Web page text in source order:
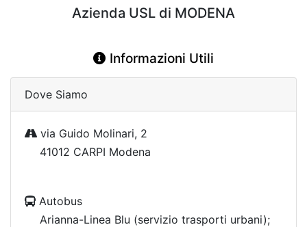
Azienda USL di MODENA
Informazioni Utili
Dove Siamo
via Guido Molinari, 2
41012 CARPI Modena
Autobus
Arianna-Linea Blu (servizio trasporti urbani);